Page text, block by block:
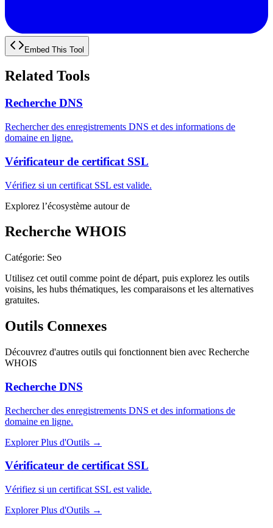
Embed This Tool
Related Tools
Recherche DNS
Rechercher des enregistrements DNS et des informations de
domaine en ligne.
Vérificateur de certificat SSL
Vérifiez si un certificat SSL est valide.
Explorez l’écosystème autour de
Recherche WHOIS
Catégorie: Seo
Utilisez cet outil comme point de départ, puis explorez les outils
voisins, les hubs thématiques, les comparaisons et les alternatives
gratuites.
Outils Connexes
Découvrez d'autres outils qui fonctionnent bien avec Recherche
WHOIS
Recherche DNS
Rechercher des enregistrements DNS et des informations de
domaine en ligne.
Explorer Plus d'Outils →
Vérificateur de certificat SSL
Vérifiez si un certificat SSL est valide.
Explorer Plus d'Outils →